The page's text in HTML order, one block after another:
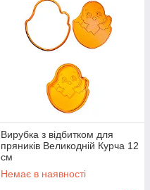
Вирубка з відбитком для
пряників Великодній Курча 12
см
Немає в наявності